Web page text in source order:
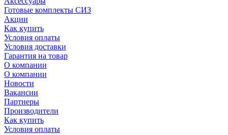
Готовые комплекты СИЗ
Акции
Как купить
Условия оплаты
Условия доставки
Гарантия на товар
О компании
О компании
Новости
Вакансии
Партнеры
Производители
Как купить
Условия оплаты